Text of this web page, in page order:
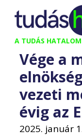
Kilépés
tartalomba
A TUDÁS HATALOM
Vége a
vezeti
évig az
2025. január